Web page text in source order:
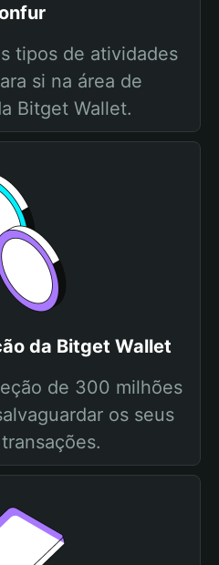
tipos de atividades
si na área de
Bitget Wallet.
da Bitget Wallet
de 300 milhões
os seus